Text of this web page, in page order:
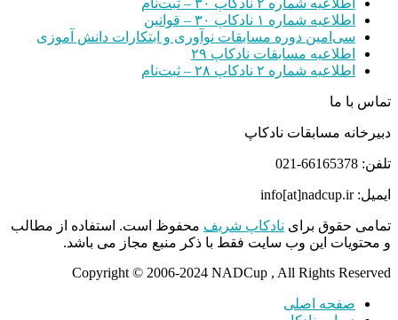
اطلاعیه شماره ۱ نادکاپ ۳۰ – قوانین
سی‌امین دوره مسابقات نوآوری و ابتکارات دانش آموزی
اطلاعیه مسابقات نادکاپ ۲۹
اطلاعیه شماره ۲ نادکاپ ۲۸ – ثبت‌نام
تماس با ما
دبیرخانه مسابقات نادکاپ
تلفن: 66165378-021
ایمیل: info[at]nadcup.ir
تمامی حقوق برای نادکاپ شریف محفوظ است. استفاده از مطالب
و محتویات این وب سایت فقط با ذکر منبع مجاز می باشد.
Copyright © 2006-2024 NADCup , All Rights Reserved
صفحه اصلی